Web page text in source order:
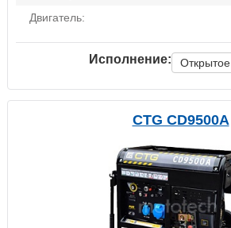
Двигатель:
Исполнение: Открытое
CTG CD9500A